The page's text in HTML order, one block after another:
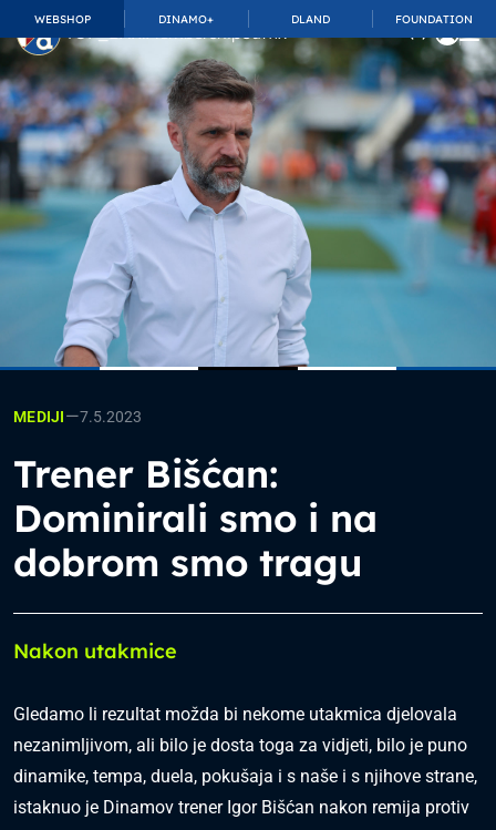
WEBSHOP DINAMO+ DLAND FOUNDATION
TOP_BAR.MembershipSuffix
MEDIJI—7.5.2023
Trener Bišćan:
Dominirali smo i na
dobrom smo tragu
Nakon utakmice
Gledamo li rezultat možda bi nekome utakmica djelovala
nezanimljivom, ali bilo je dosta toga za vidjeti, bilo je puno
dinamike, tempa, duela, pokušaja i s naše i s njihove strane,
istaknuo je Dinamov trener Igor Bišćan nakon remija protiv